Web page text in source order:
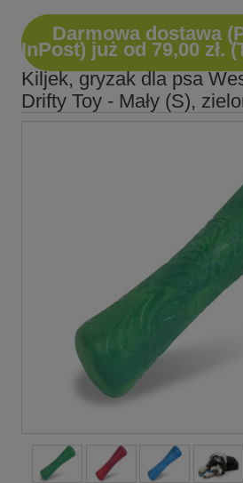
Darmowa dostawa
InPost) już od 79,00 zł.
Kiljek, gryzak dla psa
Drifty Toy - Mały (S),